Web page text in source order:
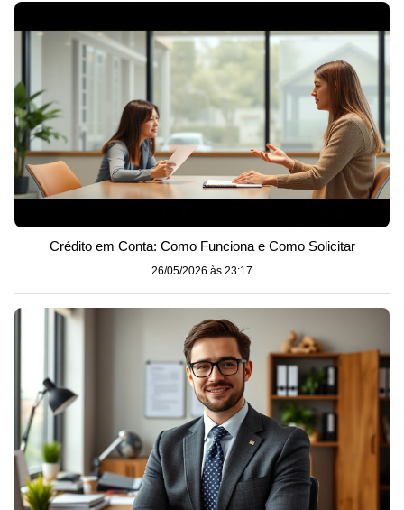
Crédito em Conta: Como Funciona e Como Solicitar
26/05/2026 às 23:17